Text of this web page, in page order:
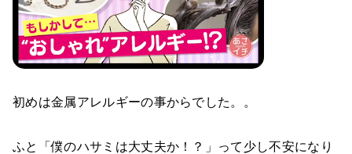
初めは金属アレルギーの事からでした。。
ふと「僕のハサミは大丈夫か！？」って少し不安になり